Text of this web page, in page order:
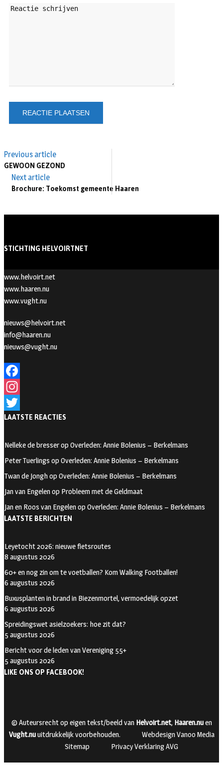
Previous article
GEWOON GEZOND
Next article
Brochure: Toekomst gemeente Haaren
STICHTING HELVOIRTNET
www.helvoirt.net
www.haaren.nu
www.vught.nu
nieuws@helvoirt.net
info@haaren.nu
nieuws@vught.nu
F
a
c
b
k
n
t
r
a
T
i
e
r
LAATSTE REACTIES
Nelleke de bresserop Overleden: Annie Bolenius – Berkelmans
Peter Tuerlings op Overleden: Annie Bolenius – Berkelmans
Twan de Jonghop Overleden: Annie Bolenius – Berkelmans
Jan van Engelenop Probleem met de Geldmaat
Jan en Roos van Engelenop Overleden: Annie Bolenius – Berkelmans
LAATSTE BERICHTEN
Leyetocht 2026: nieuwe fietsroutes
8 augustus 2026
60+ en nog zin om te voetballen? Kom Walking Footballen!
6 augustus 2026
Buxusplanten in brand in Biezenmortel, vermoedelijk opzet
6 augustus 2026
Spreidingswet asielzoekers: hoe zit dat?
5 augustus 2026
Bericht voor de leden van Vereniging 55+
5 augustus 2026
LIKE ONS OP FACEBOOK!
© Auteursrecht op eigen tekst/beeld van Helvoirt.net, Haaren.nuen
Vught.nuuitdrukkelijk voorbehouden.
Webdesign Vanoo Media
Sitemap
Privacy Verklaring AVG